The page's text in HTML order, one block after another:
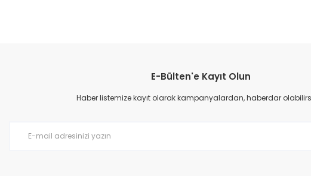
Ürün resmi kalitesiz, bozuk veya görüntülenemiyor.
Ürün açıklamasında eksik bilgiler bulunuyor.
E-Bülten'e Kayıt Olun
Haber listemize kayıt olarak kampanyalardan, haberdar